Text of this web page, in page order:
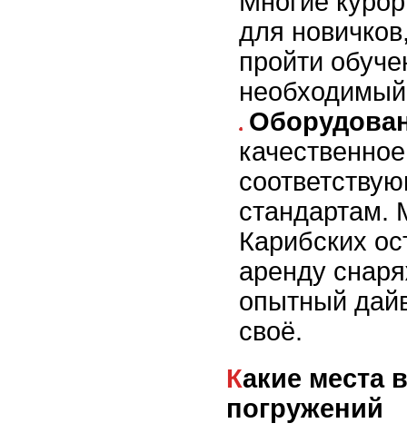
для
пройти
стандартам.
Карибских
аренду
опытный
своё.
Какие места выбрать для
погружений